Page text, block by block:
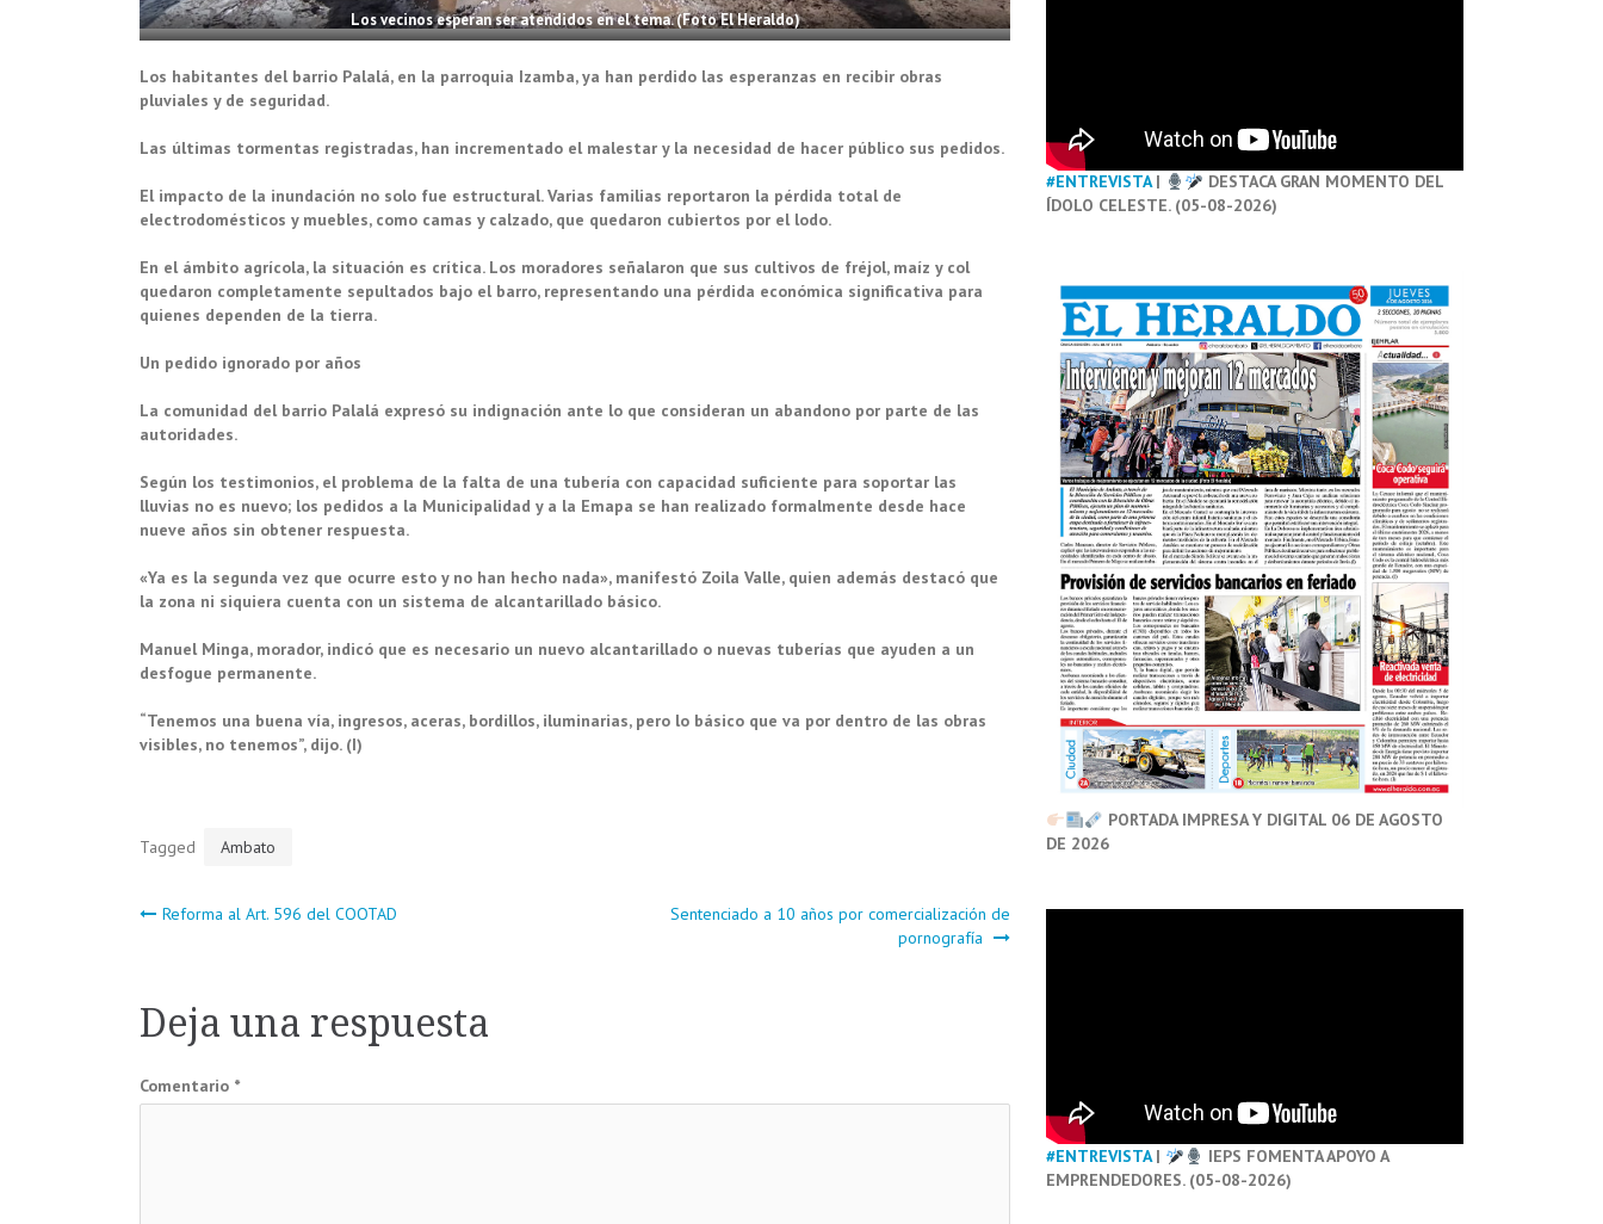
Los vecinos esperan ser atendidos en el tema. (Foto El Heraldo)
Los habitantes del barrio Palalá, en la parroquia Izamba, ya han perdido las esperanzas en recibir obras
pluviales y de seguridad.
Las últimas tormentas registradas, han incrementado el malestar y la necesidad de hacer público sus pedidos.
El impacto de la inundación no solo fue estructural. Varias familias reportaron la pérdida total de
electrodomésticos y muebles, como camas y calzado, que quedaron cubiertos por el lodo.
En el ámbito agrícola, la situación es crítica. Los moradores señalaron que sus cultivos de fréjol, maíz y col
quedaron completamente sepultados bajo el barro, representando una pérdida económica significativa para
quienes dependen de la tierra.
Un pedido ignorado por años
La comunidad del barrio Palalá expresó su indignación ante lo que consideran un abandono por parte de las
autoridades.
Según los testimonios, el problema de la falta de una tubería con capacidad suficiente para soportar las
lluvias no es nuevo; los pedidos a la Municipalidad y a la Emapa se han realizado formalmente desde hace
nueve años sin obtener respuesta.
«Ya es la segunda vez que ocurre esto y no han hecho nada», manifestó Zoila Valle, quien además destacó que
la zona ni siquiera cuenta con un sistema de alcantarillado básico.
Manuel Minga, morador, indicó que es necesario un nuevo alcantarillado o nuevas tuberías que ayuden a un
desfogue permanente.
“Tenemos una buena vía, ingresos, aceras, bordillos, iluminarias, pero lo básico que va por dentro de las obras
visibles, no tenemos”, dijo. (I)
Tagged Ambato
Navegación
entradas
Reforma al Art. 596 del COOTAD
Sentenciado a 10 años por comercialización de
pornografía
Deja una respuesta
Comentario *
#ENTREVISTA|
DESTACA GRAN MOMENTO DEL
ÍDOLO CELESTE. (05-08-2026)
PORTADA IMPRESA Y DIGITAL 06 DE AGOSTO
DE 2026
#ENTREVISTA|
IEPS FOMENTA APOYO A
EMPRENDEDORES. (05-08-2026)